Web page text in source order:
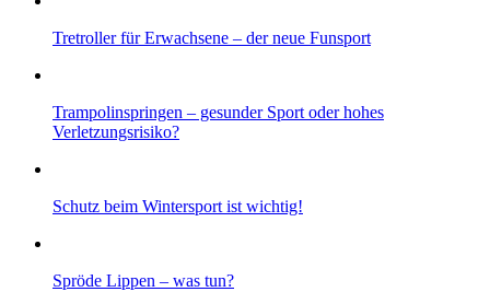
Tretroller für Erwachsene – der neue Funsport
Trampolinspringen – gesunder Sport oder hohes
Verletzungsrisiko?
Schutz beim Wintersport ist wichtig!
Spröde Lippen – was tun?